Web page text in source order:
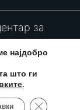
најдобро
што ги
.
Close
за
привантост